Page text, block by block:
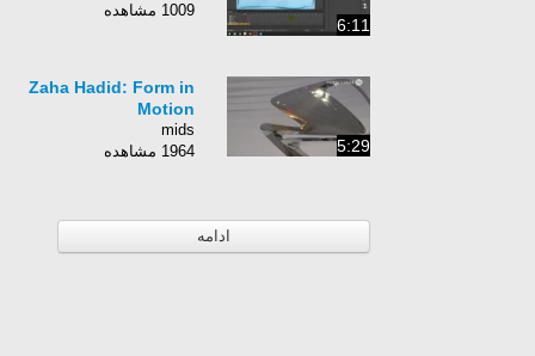
6:11
1009 مشاهده
5:29
Zaha Hadid: Form in
Motion
mids
1964 مشاهده
ادامه